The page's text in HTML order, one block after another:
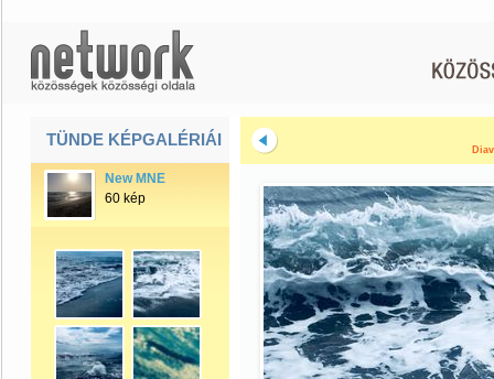
TÜNDE KÉPGALÉRIÁI
New MNE
60 kép